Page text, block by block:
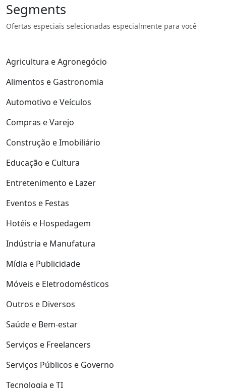
Segments
Ofertas especiais selecionadas especialmente para você
Agricultura e Agronegócio
Alimentos e Gastronomia
Automotivo e Veículos
Compras e Varejo
Construção e Imobiliário
Educação e Cultura
Entretenimento e Lazer
Eventos e Festas
Hotéis e Hospedagem
Indústria e Manufatura
Mídia e Publicidade
Móveis e Eletrodomésticos
Outros e Diversos
Saúde e Bem-estar
Serviços e Freelancers
Serviços Públicos e Governo
Tecnologia e TI